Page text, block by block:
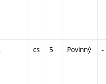
cs 5 Povinný -